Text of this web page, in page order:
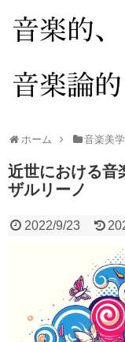
ホーム 音楽美
近世における音
ザルリーノ
2022/9/23